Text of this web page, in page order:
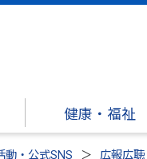
健康・福祉
動・公式SNS 広報広聴